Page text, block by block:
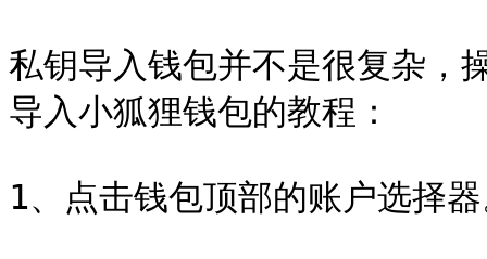
私钥导入钱包并不是很复杂，
导入小狐狸钱包的教程：
1、点击钱包顶部的账户选择